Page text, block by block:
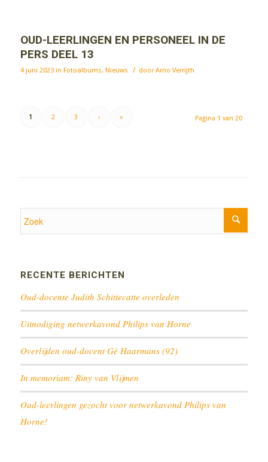
OUD-LEERLINGEN EN PERSONEEL IN DE
PERS DEEL 13
4 juni 2023 in Fotoalbums, Nieuws / doorArno Verrijth
Pagina 1 van 20
1 2 3 › »
RECENTE BERICHTEN
Oud-docente Judith Schittecatte overleden
Uitnodiging netwerkavond Philips van Horne
Overlijden oud-docent Gé Haarmans (92)
In memoriam: Riny van Vlijmen
Oud-leerlingen gezocht voor netwerkavond Philips van
Horne!